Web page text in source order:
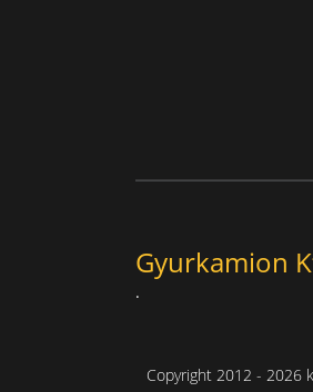
Gyurkamion
.
Copyright 2012 - 2026